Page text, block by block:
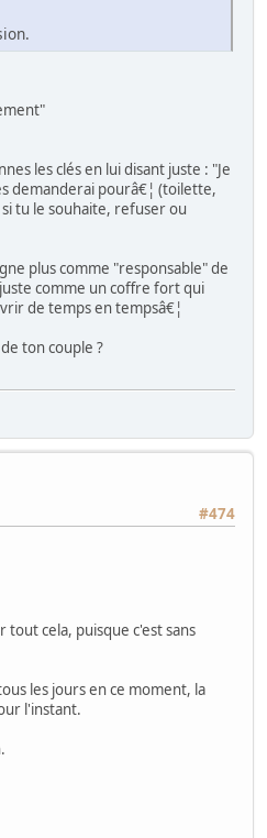
les clés en lui disant juste : "Je
demanderai pourâ€¦ (toilette,
tu le souhaite, refuser ou
plus comme "responsable" de
comme un coffre fort qui
de temps en tempsâ€¦
ton couple ?
#474
cela, puisque c'est sans
les jours en ce moment, la
l'instant.